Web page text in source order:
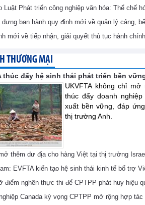
Luật Phát triển công nghiệp văn hóa: Thể chế
dựng ban hành quy định mới về quản lý cảng,
mới về tiếp nhận, giải quyết thủ tục hành
THƯƠNG MẠI
thúc đẩy hệ sinh thái phát triển bền
UKVFTA không chỉ
thúc đẩy doanh
xuất bền vững, đáp
thị trường Anh.
thêm dư địa cho hàng Việt tại thị trường Israel
EVFTA kiến tạo hệ sinh thái kinh tế bổ trợ
điểm nghẽn thực thi để CPTPP phát huy hiệu
Canada kỳ vọng CPTPP mở rộng hợp